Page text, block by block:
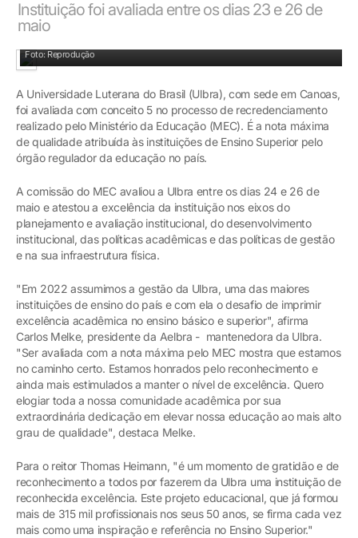
Instituição foi avaliada entre os dias 23 e 26 de
maio
Foto: Reprodução
A Universidade Luterana do Brasil (Ulbra), com sede em Canoas,
foi avaliada com conceito 5 no processo de recredenciamento
realizado pelo Ministério da Educação (MEC). É a nota máxima
de qualidade atribuída às instituições de Ensino Superior pelo
órgão regulador da educação no país.
A comissão do MEC avaliou a Ulbra entre os dias 24 e 26 de
maio e atestou a excelência da instituição nos eixos do
planejamento e avaliação institucional, do desenvolvimento
institucional, das políticas acadêmicas e das políticas de gestão
e na sua infraestrutura física.
"Em 2022 assumimos a gestão da Ulbra, uma das maiores
instituições de ensino do país e com ela o desafio de imprimir
excelência acadêmica no ensino básico e superior", afirma
Carlos Melke, presidente da Aelbra - mantenedora da Ulbra.
"Ser avaliada com a nota máxima pelo MEC mostra que estamos
no caminho certo. Estamos honrados pelo reconhecimento e
ainda mais estimulados a manter o nível de excelência. Quero
elogiar toda a nossa comunidade acadêmica por sua
extraordinária dedicação em elevar nossa educação ao mais alto
grau de qualidade", destaca Melke.
Para o reitor Thomas Heimann, "é um momento de gratidão e de
reconhecimento a todos por fazerem da Ulbra uma instituição de
reconhecida excelência. Este projeto educacional, que já formou
mais de 315 mil profissionais nos seus 50 anos, se firma cada vez
mais como uma inspiração e referência no Ensino Superior."